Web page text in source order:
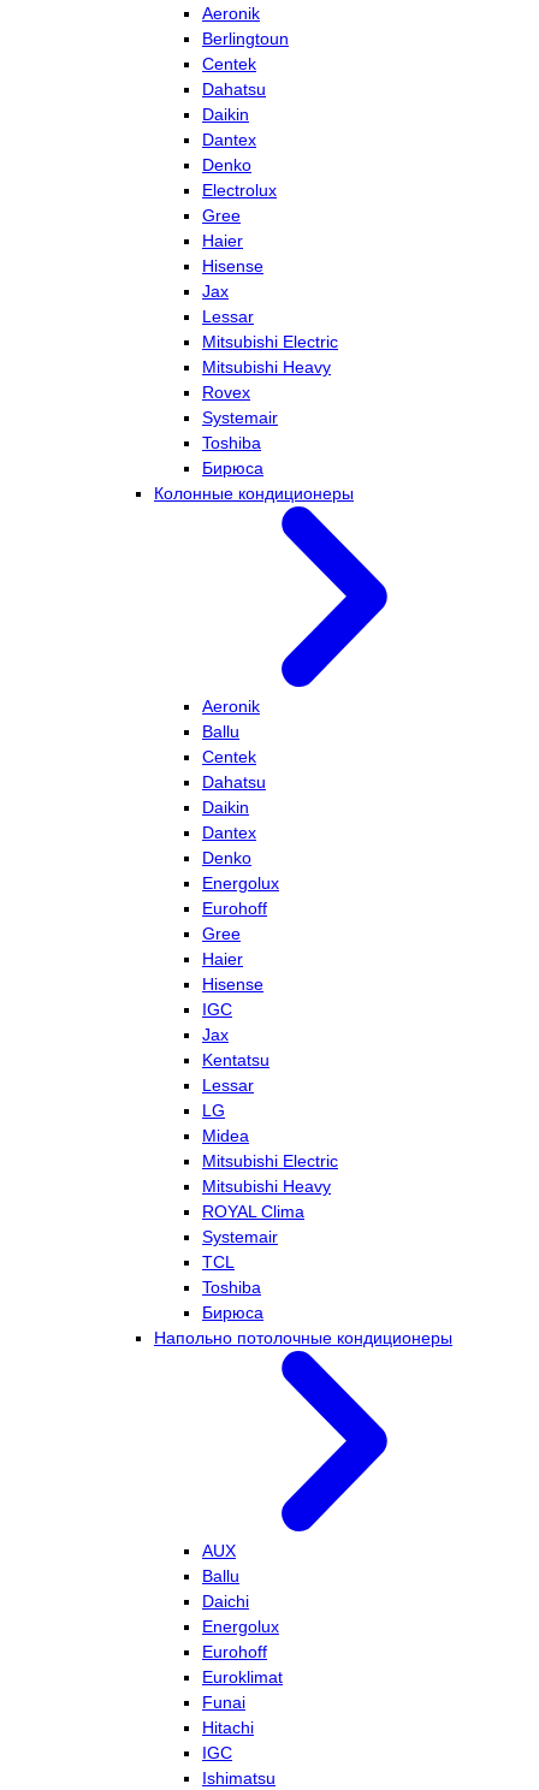
Aeronik
Berlingtoun
Centek
Dahatsu
Daikin
Dantex
Denko
Electrolux
Gree
Haier
Hisense
Jax
Lessar
Mitsubishi Electric
Mitsubishi Heavy
Rovex
Systemair
Toshiba
Бирюса
Колонные кондиционеры
Aeronik
Ballu
Centek
Dahatsu
Daikin
Dantex
Denko
Energolux
Eurohoff
Gree
Haier
Hisense
IGC
Jax
Kentatsu
Lessar
LG
Midea
Mitsubishi Electric
Mitsubishi Heavy
ROYAL Clima
Systemair
TCL
Toshiba
Бирюса
Напольно потолочные кондиционеры
AUX
Ballu
Daichi
Energolux
Eurohoff
Euroklimat
Funai
Hitachi
IGC
Ishimatsu